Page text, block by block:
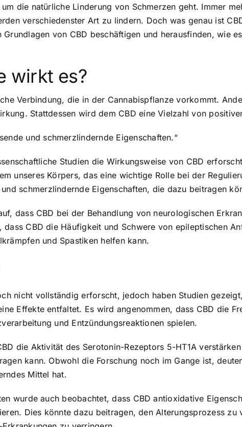
die natürliche Linderung von Schmerzen geht. Immer
verschiedenster Art zu lindern. Doch was genau ist
von CBD beschäftigen und herausfinden, wie
wirkt es?
Verbindung, die in der Cannabispflanze vorkommt.
Stattdessen wird dem CBD eine Vielzahl von
und schmerzlindernde Eigenschaften.“
Studien die Wirkungsweise von CBD
unseres Körpers, das eine wichtige Rolle bei der
schmerzlindernde Eigenschaften, die dazu beitragen
dass CBD bei der Behandlung von neurologischen
CBD die Häufigkeit und Schwere von epileptischen
und Spastiken helfen kann.
nicht vollständig erforscht, jedoch haben Studien
Effekte entfaltet. Es wird angenommen, dass CBD die
und Entzündungsreaktionen spielen.
die Aktivität des Serotonin-Rezeptors 5-HT1A
kann. Obwohl die Forschung noch im Gange ist,
Mittel hat.
wurde auch beobachtet, dass CBD antioxidative
Dies könnte dazu beitragen, den Alterungsprozess